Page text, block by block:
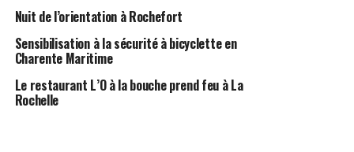
Nuit de l’orientation à Rochefort
Sensibilisation à la sécurité à bicyclette en
Charente Maritime
Le restaurant L’O à la bouche prend feu à La
Rochelle